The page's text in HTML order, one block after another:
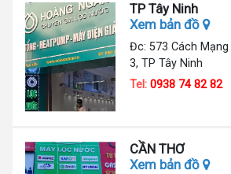
TP Tây Ninh
Xem bản đồ
Đc: 573 Cách
3, TP Tây Ninh
Tel:0938 74 82 82
CẦN THƠ
Xem bản đồ